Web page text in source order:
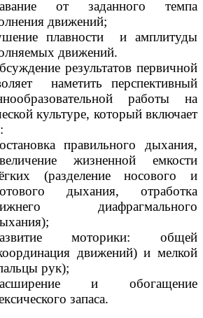
от заданного темпа
движений;
плавности и амплитуды
движений.
результатов первичной
наметить перспективный
работы на
культуре, который включает
правильного дыхания,
жизненной емкости
(разделение носового и
дыхания, отработка
диафрагмального
моторики: общей
движений) и мелкой
рук);
и обогащение
запаса.